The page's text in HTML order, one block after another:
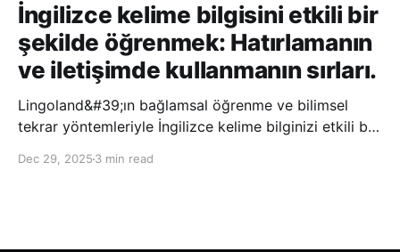
İngilizce kelime bilgisini etkili bir
şekilde öğrenmek: Hatırlamanın
ve iletişimde kullanmanın sırları.
Lingoland&#39;ın bağlamsal öğrenme ve bilimsel
tekrar yöntemleriyle İngilizce kelime bilginizi etkili bir
hatırlayabilir ve daha doğal bir şekilde iletişim
Dec 29, 2025 3 min read